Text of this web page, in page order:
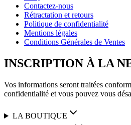
Contactez-nous
Rétractation et retours
Politique de confidentialité
Mentions légales
Conditions Générales de Ventes
INSCRIPTION À LA
Vos informations seront traitées
confidentialité et vous pouvez vous
LA BOUTIQUE